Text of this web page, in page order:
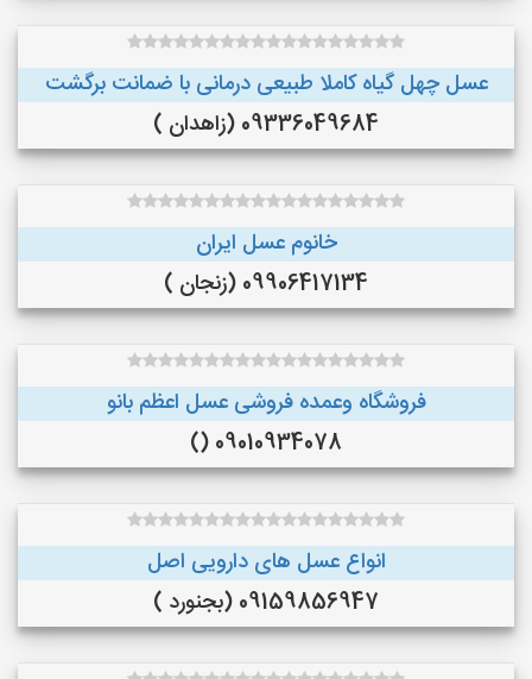
عسل چهل گیاه کاملا طبیعی درمانی با ضمانت برگشت
09336049684 (زاهدان )
خانوم عسل ایران
09906417134 (زنجان )
فروشگاه وعمده فروشی عسل اعظم بانو
09010934078 ()
انواع عسل های دارویی اصل
09159856947 (بجنورد )